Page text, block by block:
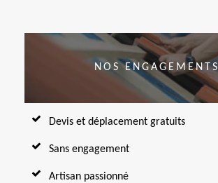
NOS ENGAGEMENTS
Devis et déplacement gratuits
Sans engagement
Artisan passionné